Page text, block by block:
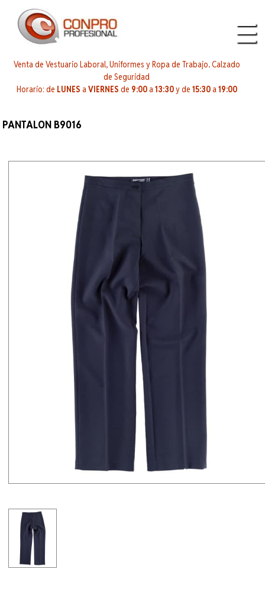
Venta de Vestuario Laboral, Uniformes y Ropa de Trabajo. Calzado
de Seguridad
Horario: de LUNES aVIERNES de 9:00a13:30y de 15:30a19:00
PANTALON B9016